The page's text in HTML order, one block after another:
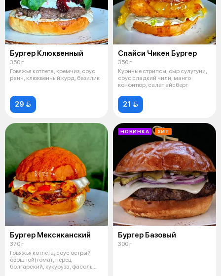
Бургер Клюквенный
350 г
Говяжья котлета, кремчиз, соус
ранч, клюквенный курд, базилик
29 
Спайси Чикен Бургер
350 г
Куриные стрипсы, сыр сулугуни,
соус сладкий чили, манго
конфитюр, салат айсберг
21 
Бургер Мексиканский
370 г
Говяжья котлета, соус острый
овощной(томат, перец
болгарский, кукуруза, фасоль
НОВИНКА ХИТ
Бургер Базовый
300 г